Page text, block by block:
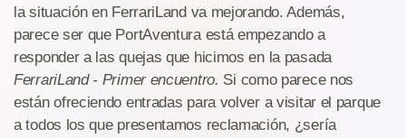
la situación en FerrariLand va mejorando. Además,
parece ser que PortAventura está empezando a
responder a las quejas que hicimos en la pasada
FerrariLand - Primer encuentro. Si como parece nos
están ofreciendo entradas para volver a visitar el parque
a todos los que presentamos reclamación, ¿sería